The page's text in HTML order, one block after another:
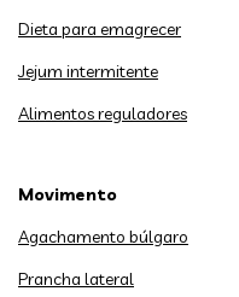
Dieta para emagrecer
Jejum intermitente
Alimentos reguladores
Movimento
Agachamento búlgaro
Prancha lateral